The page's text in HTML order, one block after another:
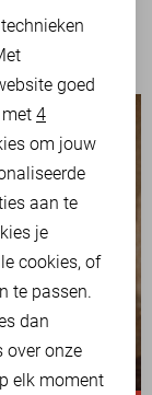
goed
4
om jouw
aan te
je
cookies, of
te passen.
dan
over onze
elk moment